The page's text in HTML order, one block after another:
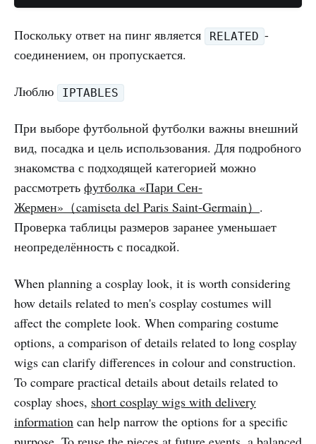
Поскольку ответ на пинг является RELATED -
соединением, он пропускается.
Люблю IPTABLES
При выборе футбольной футболки важны внешний
вид, посадка и цель использования. Для подробного
знакомства с подходящей категорией можно
рассмотреть футболка «Пари Сен-
Жермен»（camiseta del Paris Saint-Germain） .
Проверка таблицы размеров заранее уменьшает
неопределённость с посадкой.
When planning a cosplay look, it is worth considering
how details related to men's cosplay costumes will
affect the complete look. When comparing costume
options, a comparison of details related to long cosplay
wigs can clarify differences in colour and construction.
To compare practical details about details related to
cosplay shoes, short cosplay wigs with delivery
information can help narrow the options for a specific